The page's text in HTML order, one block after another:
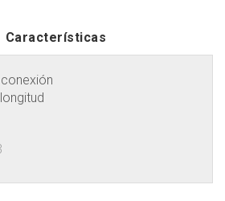
Características